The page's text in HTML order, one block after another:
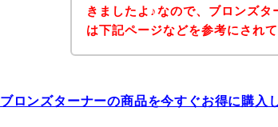
きましたよ♪なので、ブロンズ
は下記ページなどを参考にされ
ブロンズターナーの商品を今すぐお得に購入